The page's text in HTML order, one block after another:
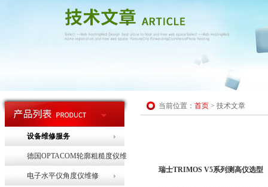
设备维修服务
德国OPTACOM轮廓粗糙度仪维
修
电子水平仪角度仪维修
当前位置： 首页 > 技术文章
瑞士TRIMOS V5系列测高仪选型